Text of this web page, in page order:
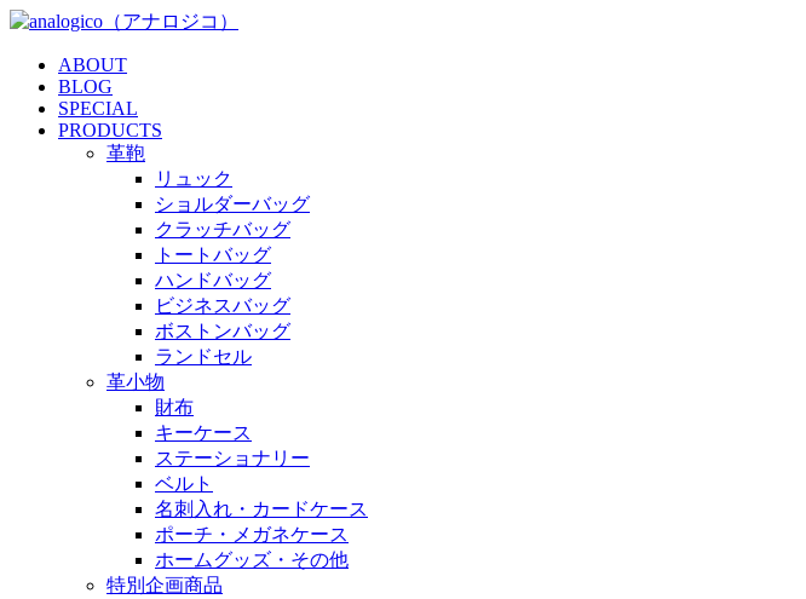
ABOUT
BLOG
SPECIAL
PRODUCTS
革鞄
リュック
ショルダーバッグ
クラッチバッグ
トートバッグ
ハンドバッグ
ビジネスバッグ
ボストンバッグ
ランドセル
革小物
財布
キーケース
ステーショナリー
ベルト
名刺入れ・カードケース
ポーチ・メガネケース
ホームグッズ・その他
特別企画商品